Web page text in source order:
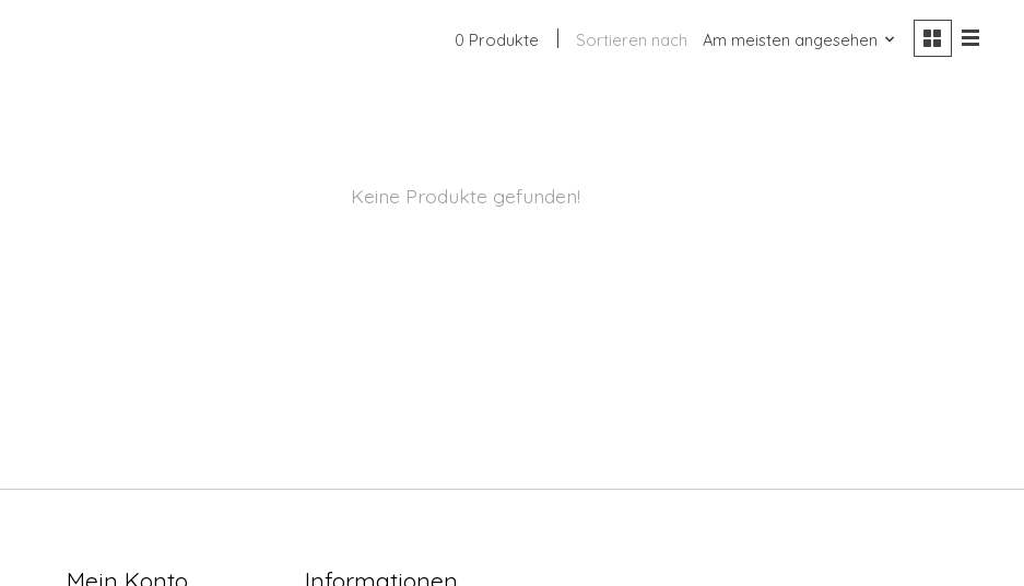
0 Produkte Sortieren nach Am meisten angesehen
Keine Produkte gefunden!